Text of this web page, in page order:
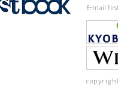
E-mail